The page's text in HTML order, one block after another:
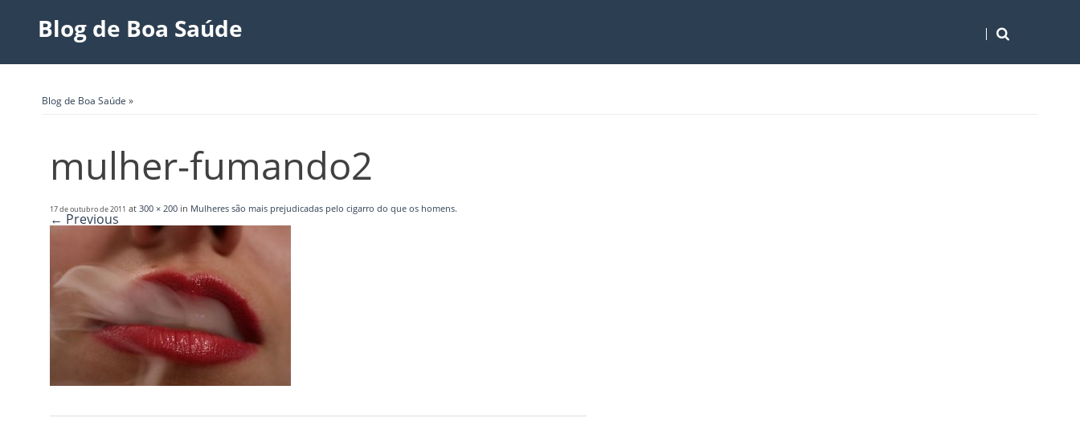
Blog de Boa Saúde
Blog de Boa Saúde »
mulher-fumando2
17 de outubro de 2011 at 300 × 200 in Mulheres são mais prejudicadas pelo cigarro do que os homens.
← Previous